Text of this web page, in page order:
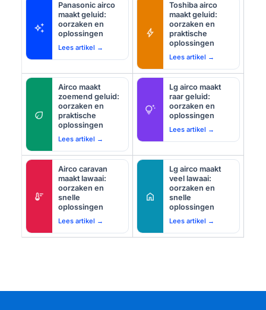
auto_awesome
Panasonic airco
maakt geluid:
oorzaken en
oplossingen
Lees artikel →
bolt
Toshiba airco
maakt geluid:
oorzaken en
praktische
oplossingen
Lees artikel →
eco
Airco maakt
zoemend geluid:
oorzaken en
praktische
oplossingen
Lees artikel →
tips_and_updates
Lg airco maakt
raar geluid:
oorzaken en
oplossingen
Lees artikel →
thermostat
Airco caravan
maakt lawaai:
oorzaken en
snelle
oplossingen
Lees artikel →
home
Lg airco maakt
veel lawaai:
oorzaken en
snelle
oplossingen
Lees artikel →